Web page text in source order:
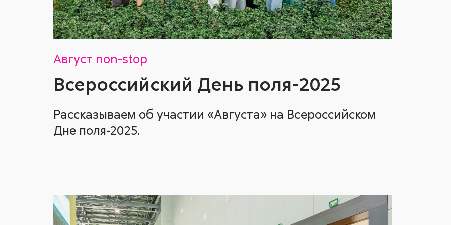
Август non-stop
Всероссийский День поля-2025
Рассказываем об участии «Августа» на Всероссийском
Дне поля-2025.